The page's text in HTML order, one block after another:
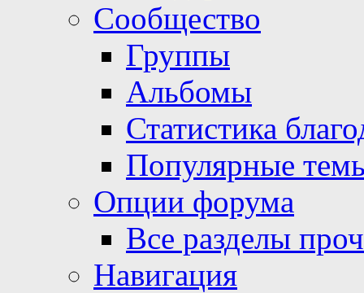
Сообщество
Группы
Альбомы
Статистика
Популярные
Опции форума
Все разделы
Навигация